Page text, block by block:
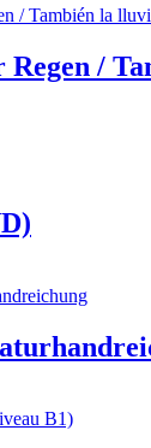
Regen /